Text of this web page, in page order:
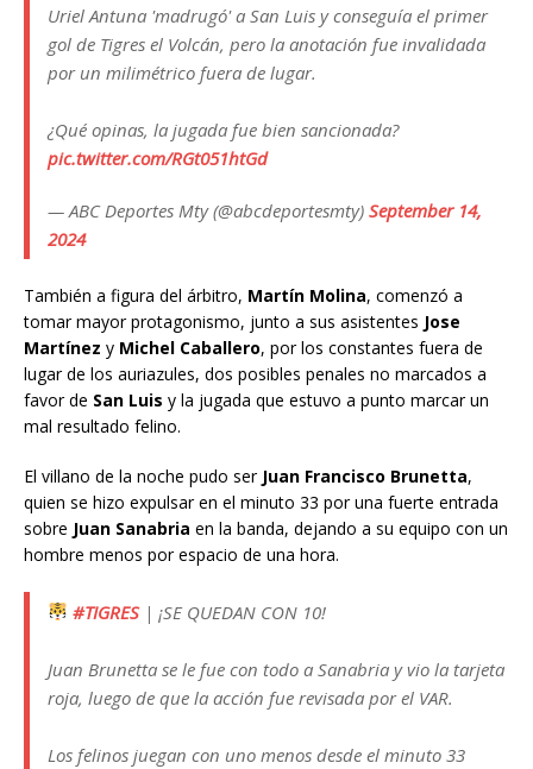
Uriel Antuna 'madrugó' a San Luis y conseguía el primer
gol de Tigres el Volcán, pero la anotación fue invalidada
por un milimétrico fuera de lugar.
¿Qué opinas, la jugada fue bien sancionada?
pic.twitter.com/RGt051htGd
— ABC Deportes Mty (@abcdeportesmty) September 14,
2024
También a figura del árbitro, Martín Molina, comenzó a
tomar mayor protagonismo, junto a sus asistentes Jose
Martínez y Michel Caballero, por los constantes fuera de
lugar de los auriazules, dos posibles penales no marcados a
favor de San Luis y la jugada que estuvo a punto marcar un
mal resultado felino.
El villano de la noche pudo ser Juan Francisco Brunetta,
quien se hizo expulsar en el minuto 33 por una fuerte entrada
sobre Juan Sanabria en la banda, dejando a su equipo con un
hombre menos por espacio de una hora.
#TIGRES| ¡SE QUEDAN CON 10!
Juan Brunetta se le fue con todo a Sanabria y vio la tarjeta
roja, luego de que la acción fue revisada por el VAR.
Los felinos juegan con uno menos desde el minuto 33